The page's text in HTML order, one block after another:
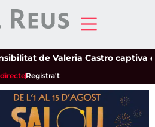
de Valeria Castro captiva el
Registra't